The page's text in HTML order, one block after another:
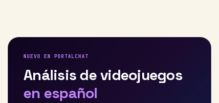
NUEVO EN PORTALCHAT
Análisis de videojuegos
en español